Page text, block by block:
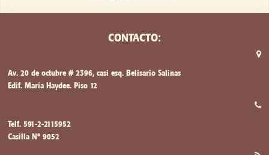
CONTACTO:
Av. 20 de octubre # 2396, casi esq. Belisario Salinas
Edif. María Haydee. Piso 12
Telf. 591-2-2115952
Casilla Nº 9052